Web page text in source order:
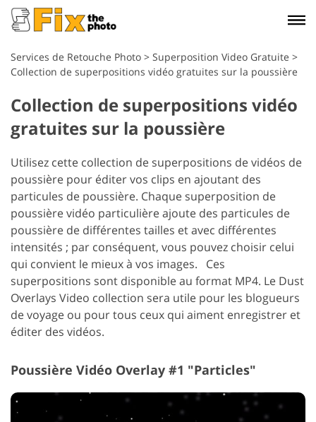
Services de Retouche Photo > Superposition Video Gratuite >
Collection de superpositions vidéo gratuites sur la poussière
Collection de superpositions vidéo
gratuites sur la poussière
Utilisez cette collection de superpositions de vidéos de
poussière pour éditer vos clips en ajoutant des
particules de poussière. Chaque superposition de
poussière vidéo particulière ajoute des particules de
poussière de différentes tailles et avec différentes
intensités ; par conséquent, vous pouvez choisir celui
qui convient le mieux à vos images. Ces
superpositions sont disponible au format MP4. Le Dust
Overlays Video collection sera utile pour les blogueurs
de voyage ou pour tous ceux qui aiment enregistrer et
éditer des vidéos.
Poussière Vidéo Overlay #1 "Particles"